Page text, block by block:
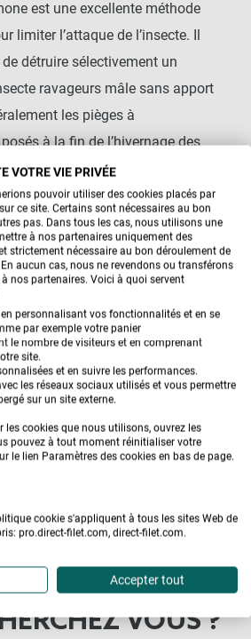
est une excellente méthode
limiter l’attaque de l’insecte. Il
détruire sélectivement un
ravageurs mâle sans apport
les pièges à
à la fin de l’hivernage des
mai et avant la floraison. Il
qui vous pose problème.
est essentiel pour mesurer la
sur vos arbres. Cette solution
à quel moment poser
complémentaire contre les
d’endommager vos
notre gamme de
Nous proposons également des
vos arbres des ravageurs,
VOUS ?
VOTRE VIE PRIVÉE
pouvoir utiliser des cookies placés par
ce site. Certains sont nécessaires au bon
pas. Dans tous les cas, nous utilisons une
à nos partenaires uniquement des
strictement nécessaire au bon déroulement de
aucun cas, nous ne revendons ou transférons
nos partenaires. Voici à quoi servent
personnalisant vos fonctionnalités et en se
par exemple votre panier
le nombre de visiteurs et en comprenant
site.
et en suivre les performances.
les réseaux sociaux utilisés et vous permettre
sur un site externe.
cookies que nous utilisons, ouvrez les
pouvez à tout moment réinitialiser votre
le lien Paramètres des cookies en bas de page.
cookie s'appliquent à tous les sites Web de
pro.direct-filet.com, direct-filet.com.
Accepter tout